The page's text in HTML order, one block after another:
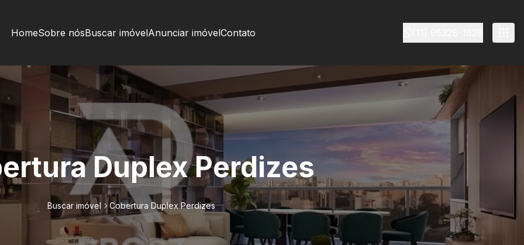
HomeSobre nósBuscar imóvelAnunciar imóvelContato
Duplex Perdizes
Buscar imóvel Cobertura Duplex Perdizes